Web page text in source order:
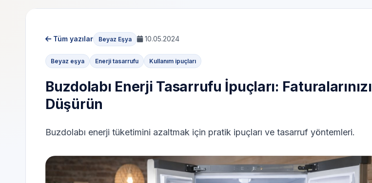
Tüm yazılar Beyaz Eşya 10.05.2024
Beyaz eşya Enerji tasarrufu Kullanım ipuçları
Buzdolabı Enerji Tasarrufu İpuçları: Faturalarınızı
Düşürün
Buzdolabı enerji tüketimini azaltmak için pratik ipuçları ve tasarruf yöntemleri.